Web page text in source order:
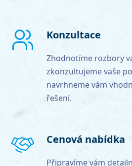
Konzultace
Zhodnotíme rozbory
zkonzultujeme vaše
navrhneme vám
řešení.
Cenová nabídka
Připravíme vám